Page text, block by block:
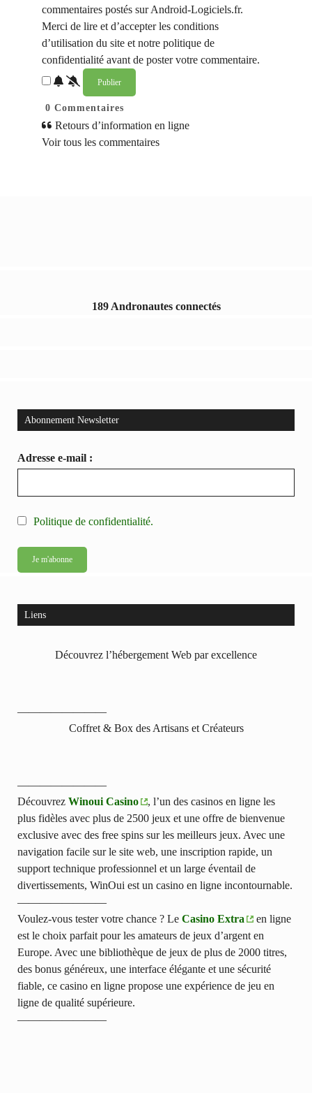
commentaires postés sur Android-Logiciels.fr.
Merci de lire et d’accepter les conditions
d’utilisation du site et notre politique de
confidentialité avant de poster votre commentaire.
0 Commentaires
Retours d’information en ligne
Voir tous les commentaires
189 Andronautes connectés
Abonnement Newsletter
Adresse e-mail :
Politique de confidentialité.
Liens
Découvrez l’hébergement Web par excellence
————————
Coffret & Box des Artisans et Créateurs
————————
Découvrez Winoui Casino
, l’un des casinos en ligne les
plus fidèles avec plus de 2500 jeux et une offre de bienvenue
exclusive avec des free spins sur les meilleurs jeux. Avec une
navigation facile sur le site web, une inscription rapide, un
support technique professionnel et un large éventail de
divertissements, WinOui est un casino en ligne incontournable.
————————
Voulez-vous tester votre chance ? Le Casino Extra
en ligne
est le choix parfait pour les amateurs de jeux d’argent en
Europe. Avec une bibliothèque de jeux de plus de 2000 titres,
des bonus généreux, une interface élégante et une sécurité
fiable, ce casino en ligne propose une expérience de jeu en
ligne de qualité supérieure.
————————